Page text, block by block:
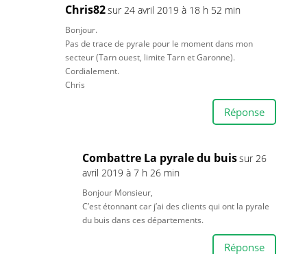
Chris82sur 24 avril 2019 à 18 h 52 min
Bonjour.
Pas de trace de pyrale pour le moment dans mon
secteur (Tarn ouest, limite Tarn et Garonne).
Cordialement.
Chris
Réponse
Combattre La pyrale du buissur 26
avril 2019 à 7 h 26 min
Bonjour Monsieur,
C’est étonnant car j’ai des clients qui ont la pyrale
du buis dans ces départements.
Réponse